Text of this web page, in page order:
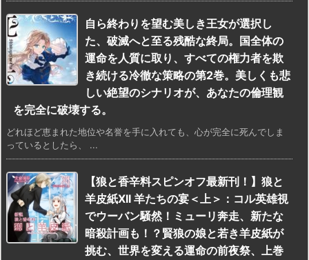
自ら終わりを望む美しき王女が選択し
た、破滅へと至る残酷な終局。国全体の
運命を人質に取り、すべての権力者を欺
き続ける冷徹な策略の第2巻。美しくも悲
しい絶望のシナリオが、あなたの倫理観
を完全に破壊する。
どれほど恵まれた地位や名誉を手に入れても、心が完全に死んでしま
っているとしたら、 ...
【狼と香辛料スピンオフ最新刊！】狼と
羊皮紙XII 羊たちの宴＜上＞：コル英雄視
でウーバン騒然！ミューリ奔走、新たな
暗殺計画も！？賢狼の娘と若き羊皮紙が
挑む、世界を変える運命の前夜祭、上巻